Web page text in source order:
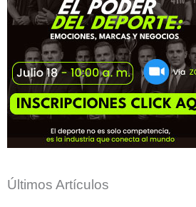
Últimos Artículos